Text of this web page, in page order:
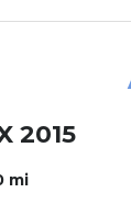
2015
mi